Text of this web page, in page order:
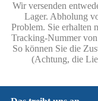
Wir versenden
Lager. Abholung
Problem. Sie erhalten
Tracking-Nummer
So können Sie die
(Achtung, die